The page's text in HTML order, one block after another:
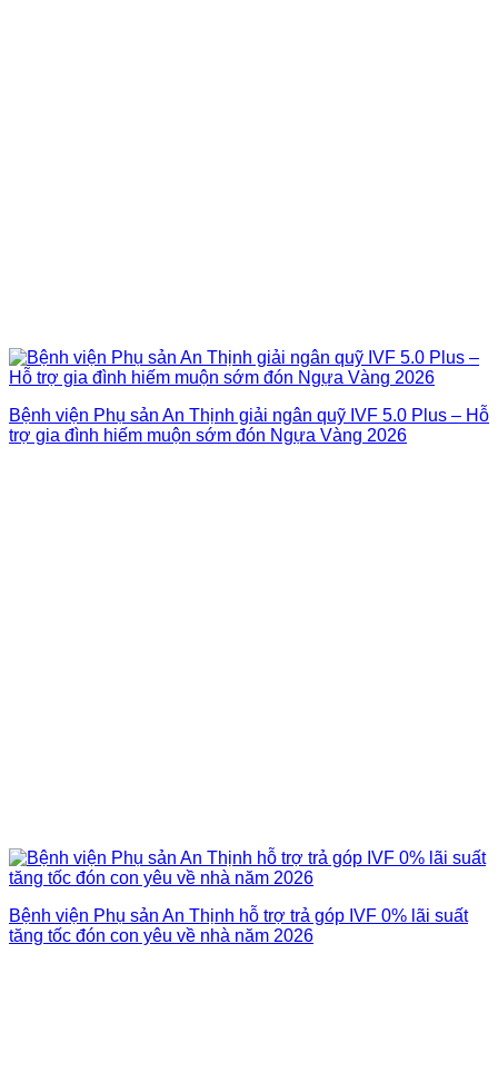
Bệnh viện Phụ sản An Thịnh giải ngân quỹ IVF 5.0 Plus – Hỗ
trợ gia đình hiếm muộn sớm đón Ngựa Vàng 2026
Bệnh viện Phụ sản An Thịnh hỗ trợ trả góp IVF 0% lãi suất
tăng tốc đón con yêu về nhà năm 2026